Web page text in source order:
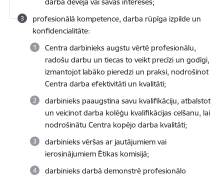
profesionālā kompetence, darba rūpīga izpilde un
konfidencialitāte:
Centra darbinieks augstu vērtē profesionālu,
radošu darbu un tiecas to veikt precīzi un godīgi,
izmantojot labāko pieredzi un praksi, nodrošinot
Centra darba efektivitāti un kvalitāti;
darbinieks paaugstina savu kvalifikāciju, atbalstot
un veicinot darba kolēģu kvalifikācijas celšanu, lai
nodrošinātu Centra kopējo darba kvalitāti;
darbinieks vēršas ar jautājumiem vai
ierosinājumiem Ētikas komisijā;
darbinieks darbā demonstrē profesionālo